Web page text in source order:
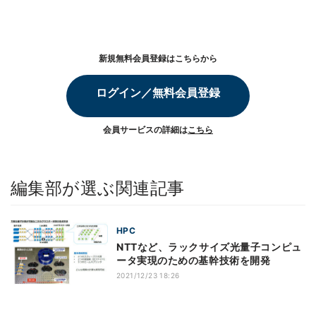
新規無料会員登録はこちらから
ログイン／無料会員登録
会員サービスの詳細はこちら
編集部が選ぶ関連記事
HPC
NTTなど、ラックサイズ光量子コンピュ
ータ実現のための基幹技術を開発
2021/12/23 18:26